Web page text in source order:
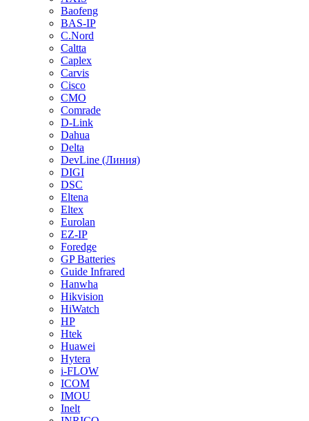
Baofeng
BAS-IP
C.Nord
Caltta
Caplex
Carvis
Cisco
CMO
Comrade
D-Link
Dahua
Delta
DevLine (Линия)
DIGI
DSC
Eltena
Eltex
Eurolan
EZ-IP
Foredge
GP Batteries
Guide Infrared
Hanwha
Hikvision
HiWatch
HP
Htek
Huawei
Hytera
i-FLOW
ICOM
IMOU
Inelt